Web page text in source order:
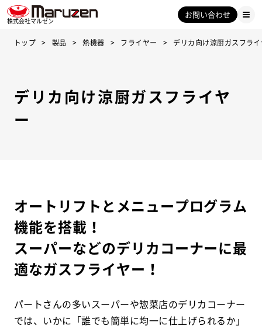
株式会社マルゼン
お問い合わせ
トップ 製品 熱機器 フライヤー デリカ向け涼厨ガスフラ
デリカ向け涼厨ガスフライヤ
ー
オートリフトとメニュープログラム
機能を搭載！
スーパーなどのデリカコーナーに最
適なガスフライヤー！
パートさんの多いスーパーや惣菜店のデリカコーナー
では、いかに「誰でも簡単に均一に仕上げられるか」